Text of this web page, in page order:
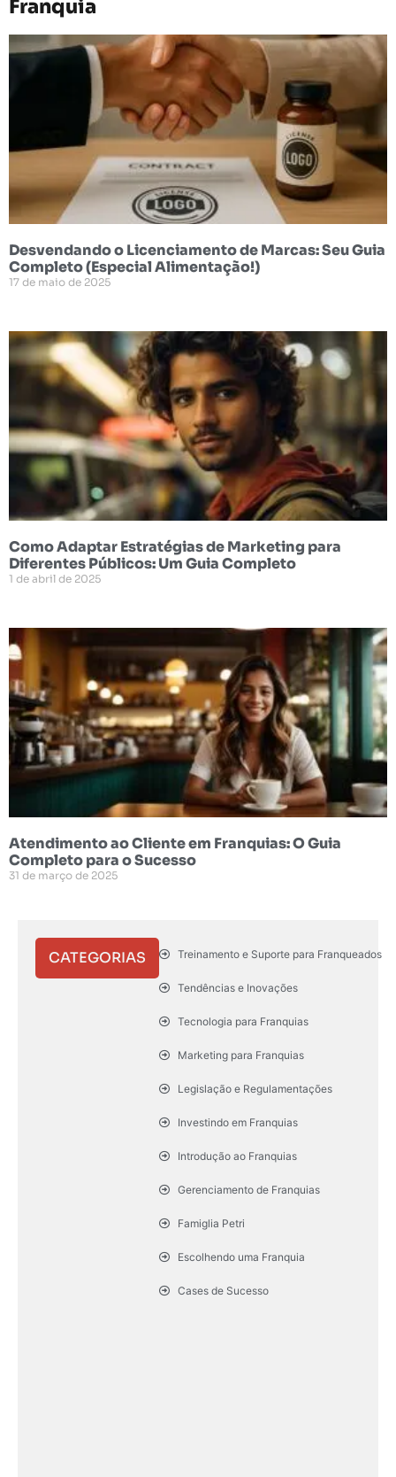
Franquia
Desvendando o Licenciamento de Marcas: Seu Guia
Completo (Especial Alimentação!)
17 de maio de 2025
Como Adaptar Estratégias de Marketing para
Diferentes Públicos: Um Guia Completo
1 de abril de 2025
Atendimento ao Cliente em Franquias: O Guia
Completo para o Sucesso
31 de março de 2025
CATEGORIAS Treinamento e Suporte para Franqueados
Tendências e Inovações
Tecnologia para Franquias
Marketing para Franquias
Legislação e Regulamentações
Investindo em Franquias
Introdução ao Franquias
Gerenciamento de Franquias
Famiglia Petri
Escolhendo uma Franquia
Cases de Sucesso